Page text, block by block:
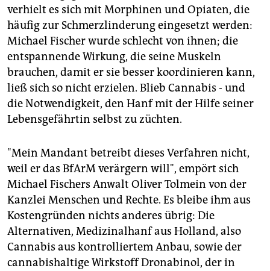
verhielt es sich mit Morphinen und Opiaten, die
häufig zur Schmerzlinderung eingesetzt werden:
Michael Fischer wurde schlecht von ihnen; die
entspannende Wirkung, die seine Muskeln
brauchen, damit er sie besser koordinieren kann,
ließ sich so nicht erzielen. Blieb Cannabis - und
die Notwendigkeit, den Hanf mit der Hilfe seiner
Lebensgefährtin selbst zu züchten.
"Mein Mandant betreibt dieses Verfahren nicht,
weil er das BfArM verärgern will", empört sich
Michael Fischers Anwalt Oliver Tolmein von der
Kanzlei Menschen und Rechte. Es bleibe ihm aus
Kostengründen nichts anderes übrig: Die
Alternativen, Medizinalhanf aus Holland, also
Cannabis aus kontrolliertem Anbau, sowie der
cannabishaltige Wirkstoff Dronabinol, der in